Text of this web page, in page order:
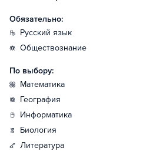
Обязательно:
русский язык
обществознание
По выбору:
математика
география
информатика
биология
литература